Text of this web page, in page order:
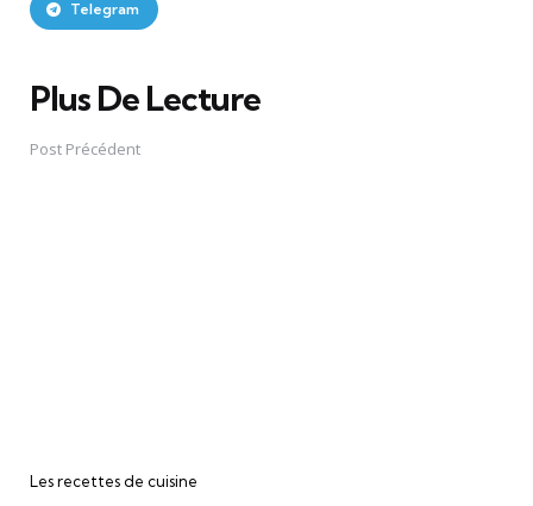
Telegram
Plus De Lecture
Post
navigation
Post Précédent
Les recettes de cuisine